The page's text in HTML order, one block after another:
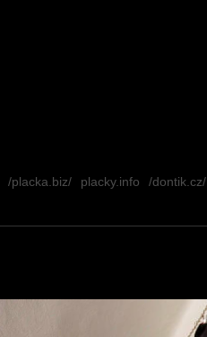
/placka.biz/ placky.info /dontik.cz/